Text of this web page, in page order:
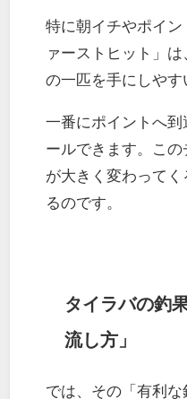
ーは、すでに他のル
になり、難易度が
タイラバ特有
釣り座の重要性
の一匹を手にしや
一番にポイントへ